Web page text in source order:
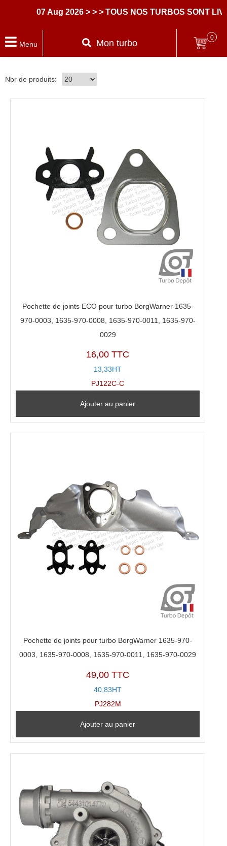
07 Aug 2026 > > > TOUS NOS TURBOS SONT
Menu Mon turbo
0
Nbr de produits:
Pochette de joints ECO pour turbo BorgWarner 1635-
970-0003, 1635-970-0008, 1635-970-0011, 1635-970-
0029
16,00 TTC
13,33HT
PJ122C-C
Ajouter au panier
Pochette de joints pour turbo BorgWarner 1635-970-
0003, 1635-970-0008, 1635-970-0011, 1635-970-0029
49,00 TTC
40,83HT
PJ282M
Ajouter au panier